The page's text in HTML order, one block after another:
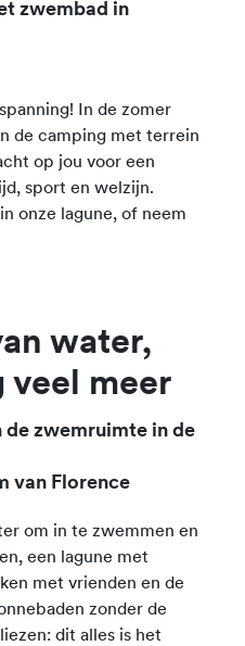
zwembad in
In de zomer
de camping met terrein
op jou voor een
sport en welzijn.
onze lagune, of neem
water,
veel meer
zwemruimte in de
van Florence
om in te zwemmen en
een lagune met
met vrienden en de
zonder de
dit alles is het